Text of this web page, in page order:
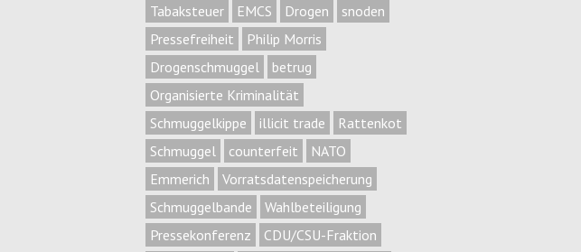
Tabaksteuer
EMCS Drogen
snoden
Pressefreiheit
Philip Morris
Drogenschmuggel
betrug
Organisierte Kriminalität
Schmuggelkippe
illicit trade
Rattenkot
Schmuggel
counterfeit
NATO
Emmerich
Vorratsdatenspeicherung
Schmuggelbande
Wahlbeteiligung
Pressekonferenz
CDU/CSU-Fraktion